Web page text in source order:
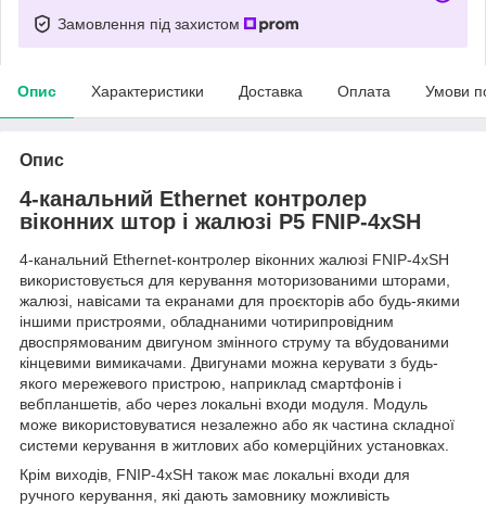
Замовлення під захистом
Опис Характеристики Доставка Оплата Умови
Опис
4-канальний Ethernet контролер
віконних штор і жалюзі P5 FNIP-4xSH
4-канальний Ethernet-контролер віконних жалюзі FNIP-4xSH
використовується для керування моторизованими шторами,
жалюзі, навісами та екранами для проєкторів або будь-якими
іншими пристроями, обладнаними чотирипровідним
двоспрямованим двигуном змінного струму та вбудованими
кінцевими вимикачами. Двигунами можна керувати з будь-
якого мережевого пристрою, наприклад смартфонів і
вебпланшетів, або через локальні входи модуля. Модуль
може використовуватися незалежно або як частина складної
системи керування в житлових або комерційних установках.
Крім виходів, FNIP-4xSH також має локальні входи для
ручного керування, які дають замовнику можливість